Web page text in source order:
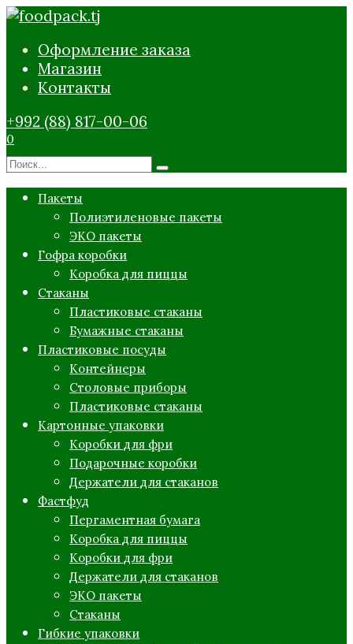
Перейти
содержанию
Оформление заказа
Магазин
Контакты
+992 (88) 817-00-06
0
Search
Пакеты
Полиэтиленовые пакеты
ЭКО пакеты
Гофра коробки
Коробка для пиццы
Стаканы
Пластиковые стаканы
Бумажные стаканы
Пластиковые посуды
Контейнеры
Столовые приборы
Пластиковые стаканы
Картонные упаковки
Коробки для фри
Подарочные коробки
Держатели для стаканов
Фастфуд
Пергаментная бумага
Коробка для пиццы
Коробки для фри
Держатели для стаканов
ЭКО пакеты
Стаканы
Гибкие упаковки